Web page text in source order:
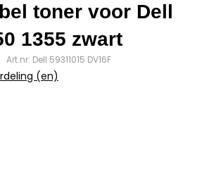
toner voor Dell
1355 zwart
Art.nr: Dell 59311015 DV16F
(en)